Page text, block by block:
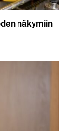
näkymiin